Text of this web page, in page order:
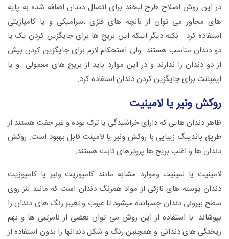
در این روش اصلاح طرح لبخند برای اتصال دندان اضافه شده به پایه
های مجاور می توان از بالچه های فلزی ،سرامیکی و یا کامپازیتی
استفاده کرد . نکته دیگر اینکه این بریج ها برای جایگزین کردن یک یا
دو دندان مناسب هستند ولی استحکام لازم برای جایگزین کردن بیش
از دو دندان را ندارند و در این موارد باید از بریج های معمولی و یا
ایمپلنت برای جایگزین کردن دندان استفاده کرد.
روکش ونیر یا لامینیت
ظاهر دندان هایی که دارای خراشیدگی یا ترک بوده و غیر جفت هستند از
طریق باندینگ زیبایی با روکش ونیر یا لامینت قابل بهبود است. روکش
دندان ها و اغلب بریج ها پروتزهای ثابت هستند.
لامینیت یا لمینیت وموارد مشابه مانند کامپوزیت ونیر یا کامپوزیت
دندان پوسته های نازکی از مواد همرنگ دندان است که مانند لنز روی
سطح بیرونی دندان چسبانده میشود تا عیوب و تغییر رنگ های دندان را
بپوشاند. با استفاده از این روش می توان بعضی از نامرتبی ها و بهم
ریختگی های دندانی و همچنین رنگ و شکل دندانها را بدون استفاده از